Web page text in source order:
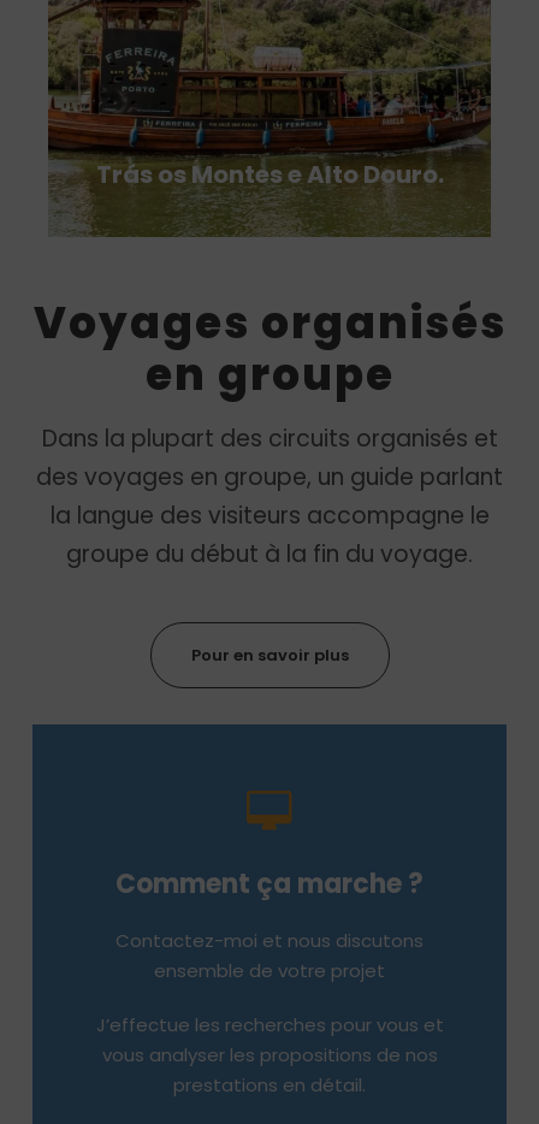
Trás os Montes e Alto Douro.
VIEW ALL TOURS
Voyages organisés
en groupe
Dans la plupart des circuits organisés et
des voyages en groupe, un guide parlant
la langue des visiteurs accompagne le
groupe du début à la fin du voyage.
Pour en savoir plus
Comment ça marche ?
Contactez-moi et nous discutons
ensemble de votre projet
J’effectue les recherches pour vous et
vous analyser les propositions de nos
prestations en détail.
Accéder au formulaire de
mesure.
Après une écoute attentive de vos
souhaits, nous ferons part une liste de
suggestions et un itinéraire à l’avance